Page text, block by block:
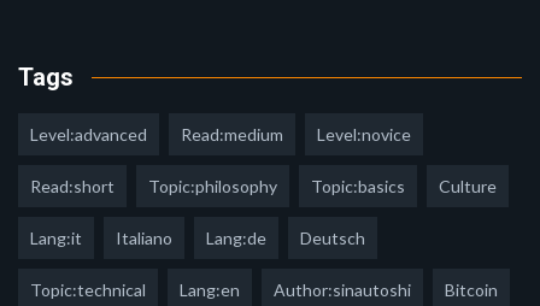
Tags
Level:advanced Read:medium Level:novice
Read:short Topic:philosophy Topic:basics Culture
Lang:it Italiano Lang:de Deutsch
Topic:technical Lang:en Author:sinautoshi Bitcoin